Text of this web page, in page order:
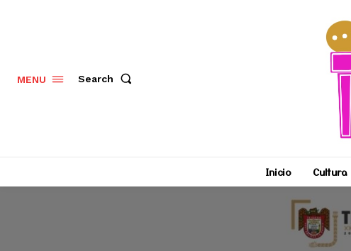
MENU Search
Inicio Cultura